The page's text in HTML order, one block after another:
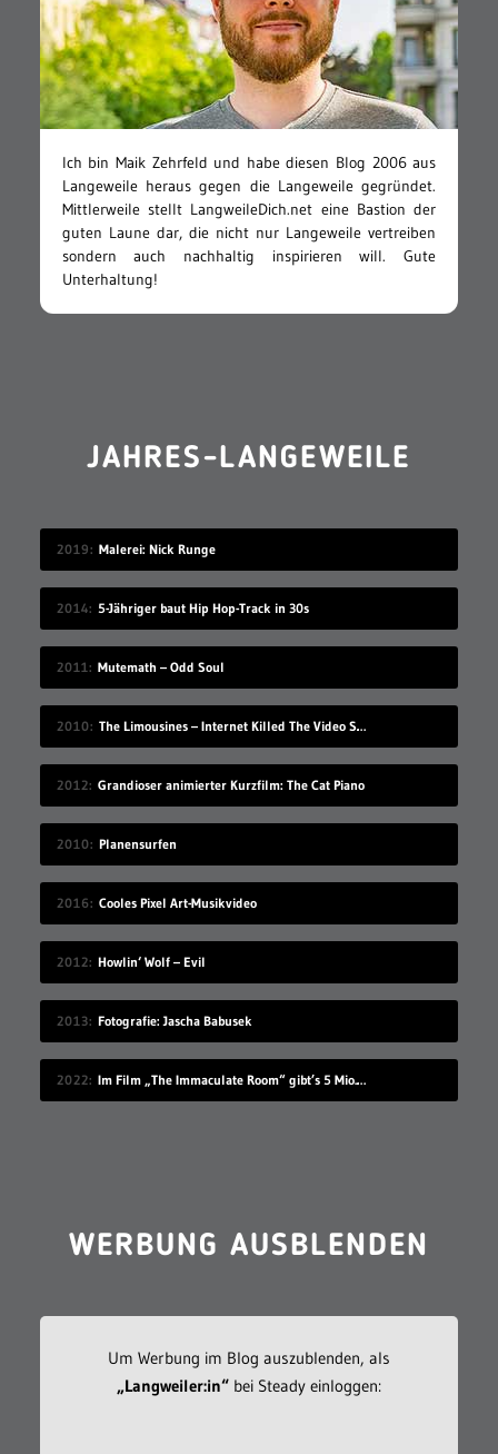
Ich bin Maik Zehrfeld und habe diesen Blog 2006 aus
Langeweile heraus gegen die Langeweile gegründet.
Mittlerweile stellt LangweileDich.net eine Bastion der
guten Laune dar, die nicht nur Langeweile vertreiben
sondern auch nachhaltig inspirieren will. Gute
Unterhaltung!
JAHRES-LANGEWEILE
2019 Malerei: Nick Runge
2014 5-Jähriger baut Hip Hop-Track in 30s
2011 Mutemath – Odd Soul
2010 The Limousines – Internet Killed The Video Star
2012 Grandioser animierter Kurzfilm: The Cat Piano
2010 Planensurfen
2016 Cooles Pixel Art-Musikvideo
2012 Howlin‘ Wolf – Evil
2013 Fotografie: Jascha Babusek
2022 Im Film „The Immaculate Room“ gibt’s 5 Mio. Dollar für 50 Tage Langeweile
WERBUNG AUSBLENDEN
Um Werbung im Blog auszublenden, als
„Langweiler:in“bei Steady einloggen: